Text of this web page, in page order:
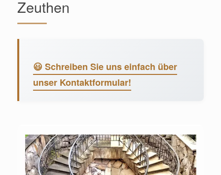
Zeuthen
😃 Schreiben Sie uns einfach über
unser Kontaktformular!